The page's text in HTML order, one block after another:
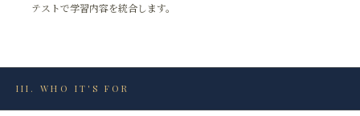
テストで学習内容を統合します。
III. WHO IT'S FOR